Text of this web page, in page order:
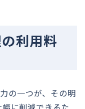
利用料
の一つが、その明